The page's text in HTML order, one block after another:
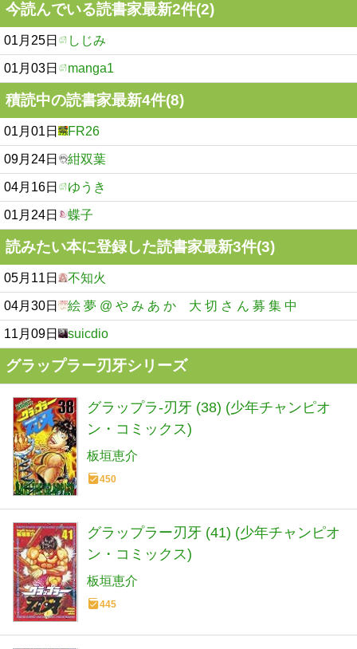
今読んでいる読書家最新2件(2)
01月25日 しじみ
01月03日 manga1
積読中の読書家最新4件(8)
01月01日 FR26
09月24日 紺双葉
04月16日 ゆうき
01月24日 蝶子
読みたい本に登録した読書家最新3件(3)
05月11日 不知火
04月30日 絵 夢 @ や み あ か 大 切 さ ん 募 集 中
11月09日 suicdio
グラップラー刃牙シリーズ
グラップラ-刃牙 (38) (少年チャンピオ
ン・コミックス)
板垣恵介
450
グラップラー刃牙 (41) (少年チャンピオ
ン・コミックス)
板垣恵介
445